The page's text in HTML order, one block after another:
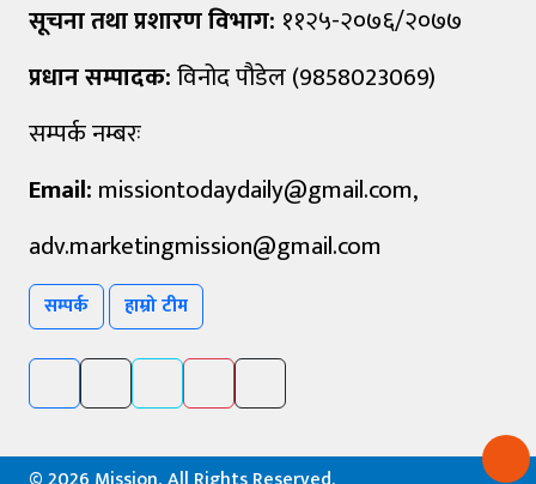
सूचना तथा प्रशारण विभाग: ११२५-२०७६/२०७७
प्रधान सम्पादक:विनोद पौडेल (9858023069)
सम्पर्क नम्बरः
Email: missiontodaydaily@gmail.com,
adv.marketingmission@gmail.com
सम्पर्क हाम्रो टीम